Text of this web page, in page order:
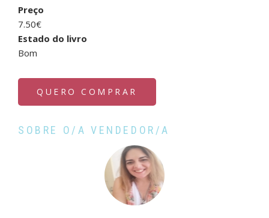
Preço
7.50€
Estado do livro
Bom
QUERO COMPRAR
SOBRE O/A VENDEDOR/A